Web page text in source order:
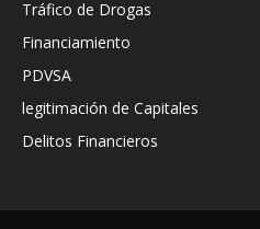
Tráfico de Drogas
Financiamiento
PDVSA
legitimación de Capitales
Delitos Financieros